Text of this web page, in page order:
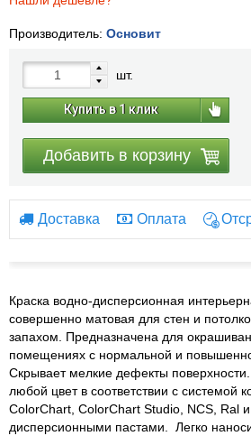
Производитель: Основит
шт.
Купить в 1 клик
Добавить в корзину
Доставка Оплата
Краска водно-дисперсионная
совершенно матовая для стен и
запахом. Предназначена для
помещениях с нормальной и
Скрывает мелкие дефекты поверхности.
любой цвет в соответствии с системой
ColorChart, ColorChart Studio, NCS, Ral
дисперсионными пастами. Легко